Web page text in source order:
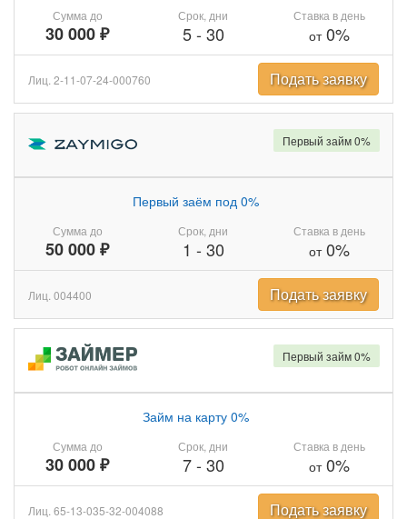
Сумма до
30 000 ₽
Срок, дни
5- 30
Ставка в день
от0%
Лиц. 2-11-07-24-000760 Подать заявку
Сумма до
50 000 ₽
Первый заём под 0%
Срок, дни
1 - 30
Ставка в день
от0%
Первый займ 0%
Лиц. 004400 Подать заявку
Сумма до
30 000 ₽
Займ на карту 0%
Срок, дни
7- 30
Ставка в день
от0%
Первый займ 0%
Лиц. 65-13-035-32-004088 Подать заявку